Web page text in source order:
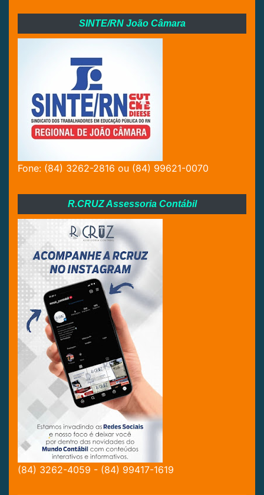
SINTE/RN João Câmara
Fone: (84) 3262-2816 ou (84) 99621-0070
R.CRUZ Assessoria Contábil
(84) 3262-4059 - (84) 99417-1619